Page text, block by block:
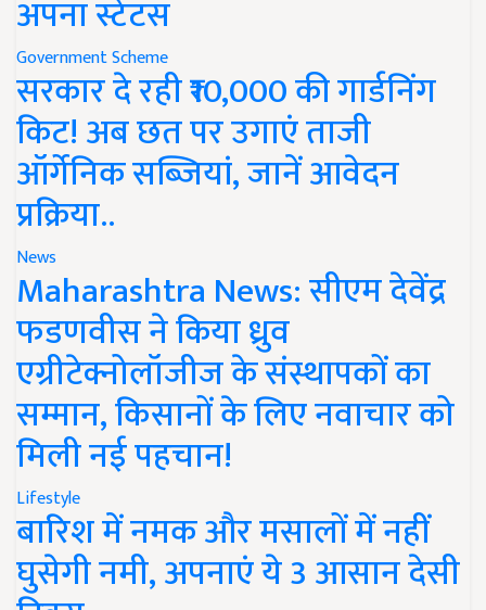
अपना स्टेटस
Government Scheme
सरकार दे रही ₹10,000 की गार्डनिंग
किट! अब छत पर उगाएं ताजी
ऑर्गेनिक सब्जियां, जानें आवेदन
प्रक्रिया..
News
Maharashtra News: सीएम देवेंद्र
फडणवीस ने किया ध्रुव
एग्रीटेक्नोलॉजीज के संस्थापकों का
सम्मान, किसानों के लिए नवाचार को
मिली नई पहचान!
Lifestyle
बारिश में नमक और मसालों में नहीं
घुसेगी नमी, अपनाएं ये 3 आसान देसी